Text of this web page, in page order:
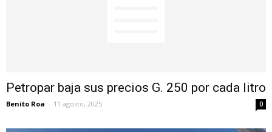
Petropar baja sus precios G. 250 por cada litro
Benito Roa - 11 agosto, 2025 0